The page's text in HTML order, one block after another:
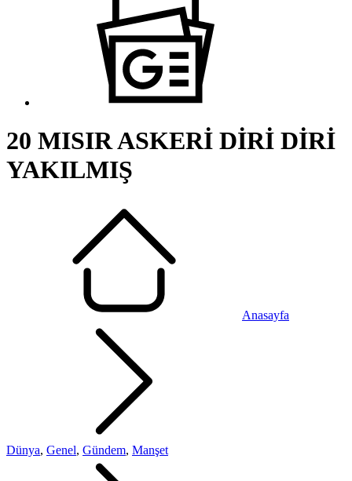
20 MISIR ASKERİ DİRİ DİRİ
YAKILMIŞ
Anasayfa
Dünya, Genel, Gündem, Manşet